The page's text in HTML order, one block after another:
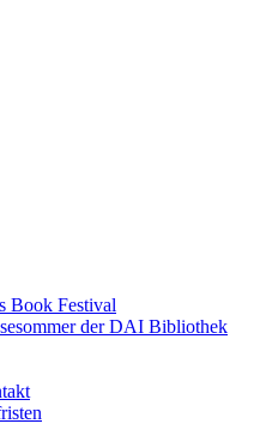
Book Festival
der DAI Bibliothek